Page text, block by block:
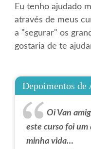
Eu tenho ajudado
através de meus
a "segurar" os
gostaria de te
Depoimentos de
Oi Van
este curso foi um
minha vida…